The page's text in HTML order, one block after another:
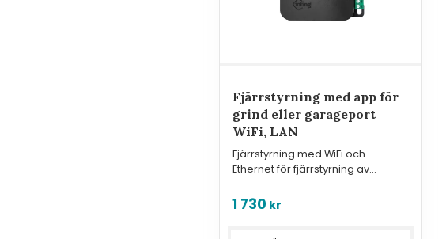
Fjärrstyrning med app för
grind eller garageport
WiFi, LAN
Fjärrstyrning med WiFi och
Ethernet för fjärrstyrning av
liknande via mobilapp.
1 730 kr